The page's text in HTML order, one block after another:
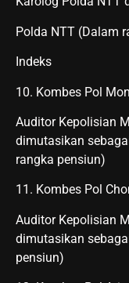
Polda NTT (Dalam
Indeks
10. Kombes Pol
Auditor Kepolisian
dimutasikan
rangka pensiun)
11. Kombes Pol
Auditor Kepolisian
dimutasikan
pensiun)